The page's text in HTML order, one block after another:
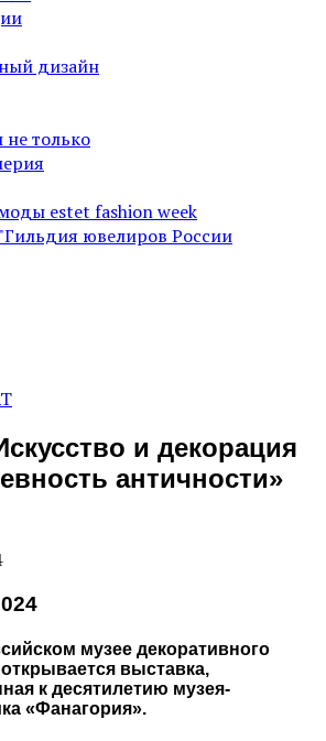
дизайн
только
estet fashion week
ювелиров России
и декорация
античности»
музее декоративного
открывается выставка,
к десятилетию музея-
«Фанагория».